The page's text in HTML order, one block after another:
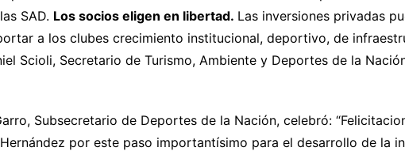
SAD. Los socios eligen en libertad. Las inversiones privadas
a los clubes crecimiento institucional, deportivo, de
Scioli, Secretario de Turismo, Ambiente y Deportes de la
Subsecretario de Deportes de la Nación, celebró:
por este paso importantísimo para el desarrollo de la